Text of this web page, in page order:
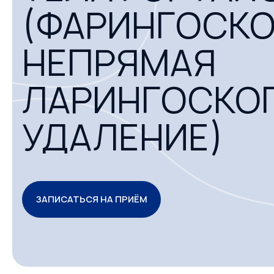
НЕПРЯМАЯ
УДАЛЕНИЕ)
ЗАПИСАТЬСЯ НА ПРИЁМ